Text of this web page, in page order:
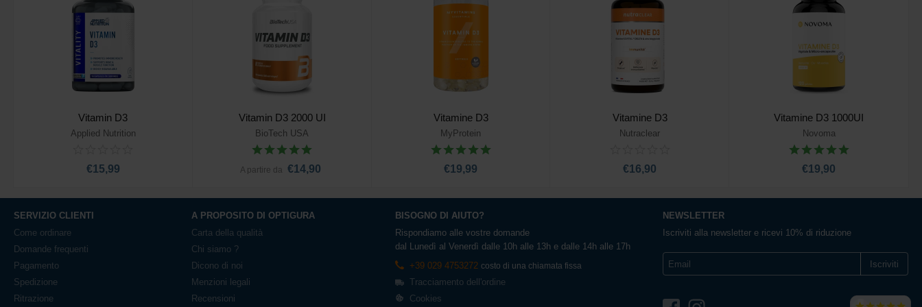
Vitamin D3
Applied Nutrition
€15,99
Aggiungi al carrello
Vitamin D3 2000 UI
BioTech USA
A partire da €14,90
Aggiungi al carrello
Vitamine D3
MyProtein
€19,99
Aggiungi al carrello
Vitamine D3
Nutraclear
€16,90
Aggiungi al carrello
Vitamine D3 1000UI
Novoma
€19,90
Aggiungi al carrello
SERVIZIO CLIENTI
Come ordinare
Domande frequenti
Pagamento
Spedizione
Ritrazione
A PROPOSITO DI OPTIGURA
Carta della qualità
Chi siamo ?
Dicono di noi
Menzioni legali
Recensioni
BISOGNO DI AIUTO?
Rispondiamo alle vostre domande
dal Lunedì al Venerdì dalle 10h alle 13h e dalle 14h alle 17h
+39 029 4753272 costo di una chiamata fissa
Tracciamento dell'ordine
Cookies
NEWSLETTER
Iscriviti alla newsletter e ricevi 10% di riduzione
Iscriviti